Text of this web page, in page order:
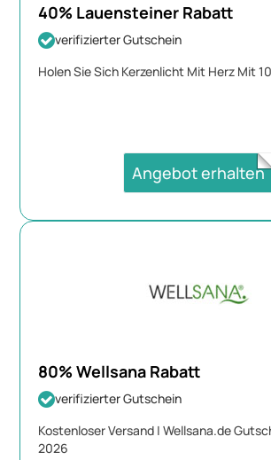
40% Lauensteiner Rabatt
verifizierter Gutschein
Holen Sie Sich Kerzenlicht Mit Herz Mit
Angebot erhalten
80% Wellsana Rabatt
verifizierter Gutschein
Kostenloser Versand | Wellsana.de
2026